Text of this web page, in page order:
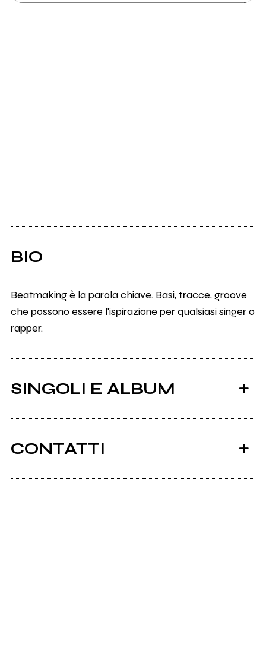
BIO
Beatmaking è la parola chiave. Basi, tracce, groove
che possono essere l'ispirazione per qualsiasi singer o
rapper.
SINGOLI E ALBUM
CONTATTI